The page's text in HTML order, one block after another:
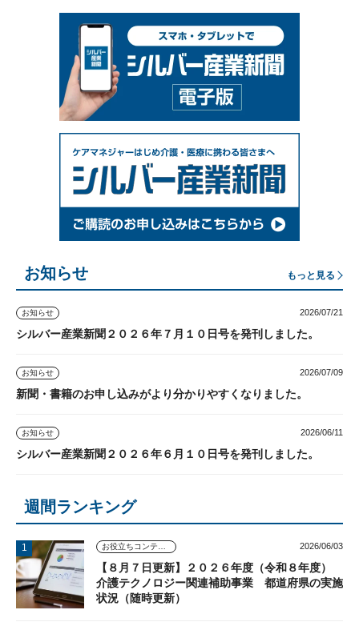
お知らせ もっと見る
お知らせ 2026/07/21
シルバー産業新聞２０２６年７月１０日号を発刊しました。
お知らせ 2026/07/09
新聞・書籍のお申し込みがより分かりやすくなりました。
お知らせ 2026/06/11
シルバー産業新聞２０２６年６月１０日号を発刊しました。
週間ランキング
2026/06/03
【８月７日更新】２０２６年度（令和８年度）
介護テクノロジー関連補助事業 都道府県の実施
状況（随時更新）